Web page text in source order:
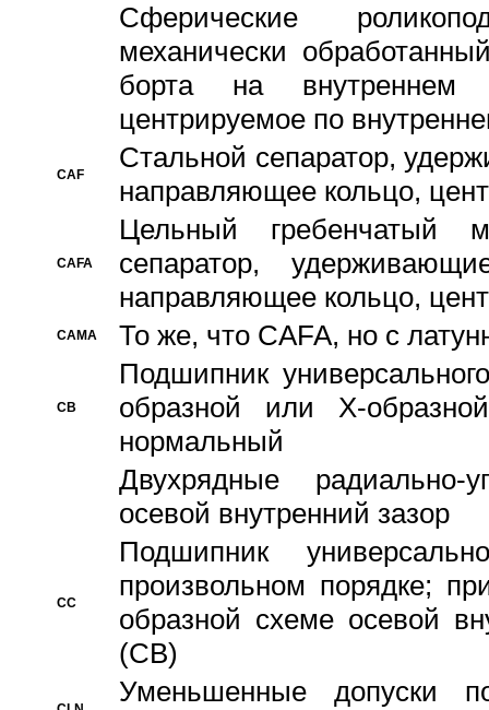
Сферические
механически
борта на внутреннем
центрируемое по
CAF
Стальной сепаратор,
направляющее кольцо,
CAFA
Цельный гребенчатый
сепаратор,
направляющее кольцо,
CAMA То же, что CAFA, но с
CB
Подшипник
образной или Х-
нормальный
Двухрядные радиально-
осевой внутренний зазор
CC
Подшипник
произвольном порядке;
образной схеме осевой
(CB)
Уменьшенные